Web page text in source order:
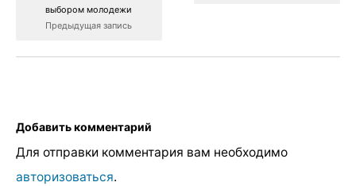
выбором молодежи
Предыдущая запись
Добавить комментарий
Для отправки комментария вам необходимо
авторизоваться.